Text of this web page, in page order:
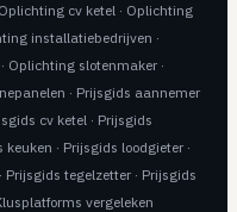
Oplichting cv ketel· Oplichting
installatiebedrijven ·
Oplichting slotenmaker·
· Prijsgids aannemer
cv ketel· Prijsgids
keuken · Prijsgids loodgieter·
Prijsgids tegelzetter· Prijsgids
vergeleken